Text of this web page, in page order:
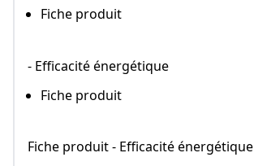
Fiche produit
- Efficacité énergétique
Fiche produit
Fiche produit - Efficacité énergétique